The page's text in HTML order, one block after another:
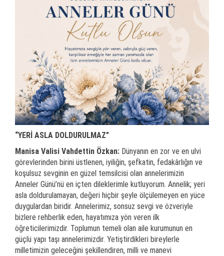
“YERİ ASLA DOLDURULMAZ”
Manisa Valisi Vahdettin Özkan: Dünyanın en zor ve en ulvi
görevlerinden birini üstlenen, iyiliğin, şefkatin, fedakârlığın ve
koşulsuz sevginin en güzel temsilcisi olan annelerimizin
Anneler Günü’nü en içten dileklerimle kutluyorum. Annelik; yeri
asla doldurulamayan, değeri hiçbir şeyle ölçülemeyen en yüce
duygulardan biridir. Annelerimiz, sonsuz sevgi ve özveriyle
bizlere rehberlik eden, hayatımıza yön veren ilk
öğreticilerimizdir. Toplumun temeli olan aile kurumunun en
güçlü yapı taşı annelerimizdir. Yetiştirdikleri bireylerle
milletimizin geleceğini şekillendiren, milli ve manevi